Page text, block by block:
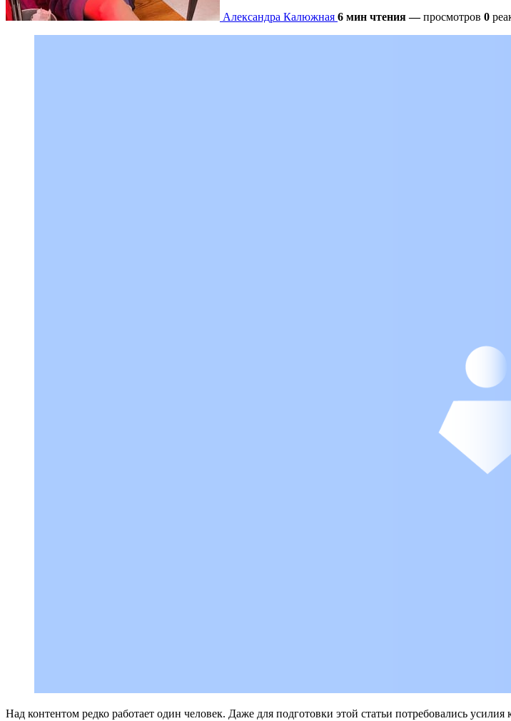
Александра Калюжная 6 мин чтения —просмотров 0
Над контентом редко работает один человек. Даже для подготовки этой статьи потребовались